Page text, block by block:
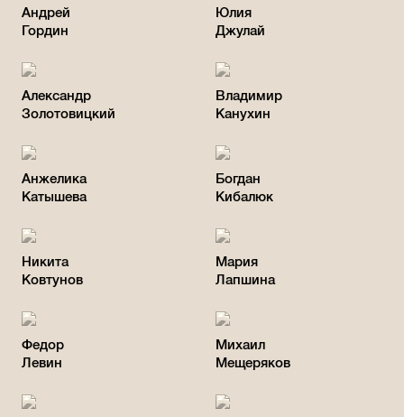
Андрей
Гордин
Юлия
Джулай
Александр
Золотовицкий
Владимир
Канухин
Анжелика
Катышева
Богдан
Кибалюк
Никита
Ковтунов
Мария
Лапшина
Федор
Левин
Михаил
Мещеряков